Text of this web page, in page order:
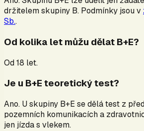
držitelem skupiny B. Podmínky jsou v
Sb..
Od kolika let můžu dělat B+E?
Od 18 let.
Je u B+E teoretický test?
Ano. U skupiny B+E se dělá test z
pozemních komunikacích a
jen jízda s vlekem.